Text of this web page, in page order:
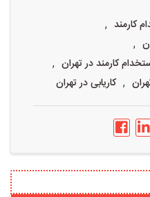
کارمند ,
,
کارمند در تهران ,
, کاریابی در تهران